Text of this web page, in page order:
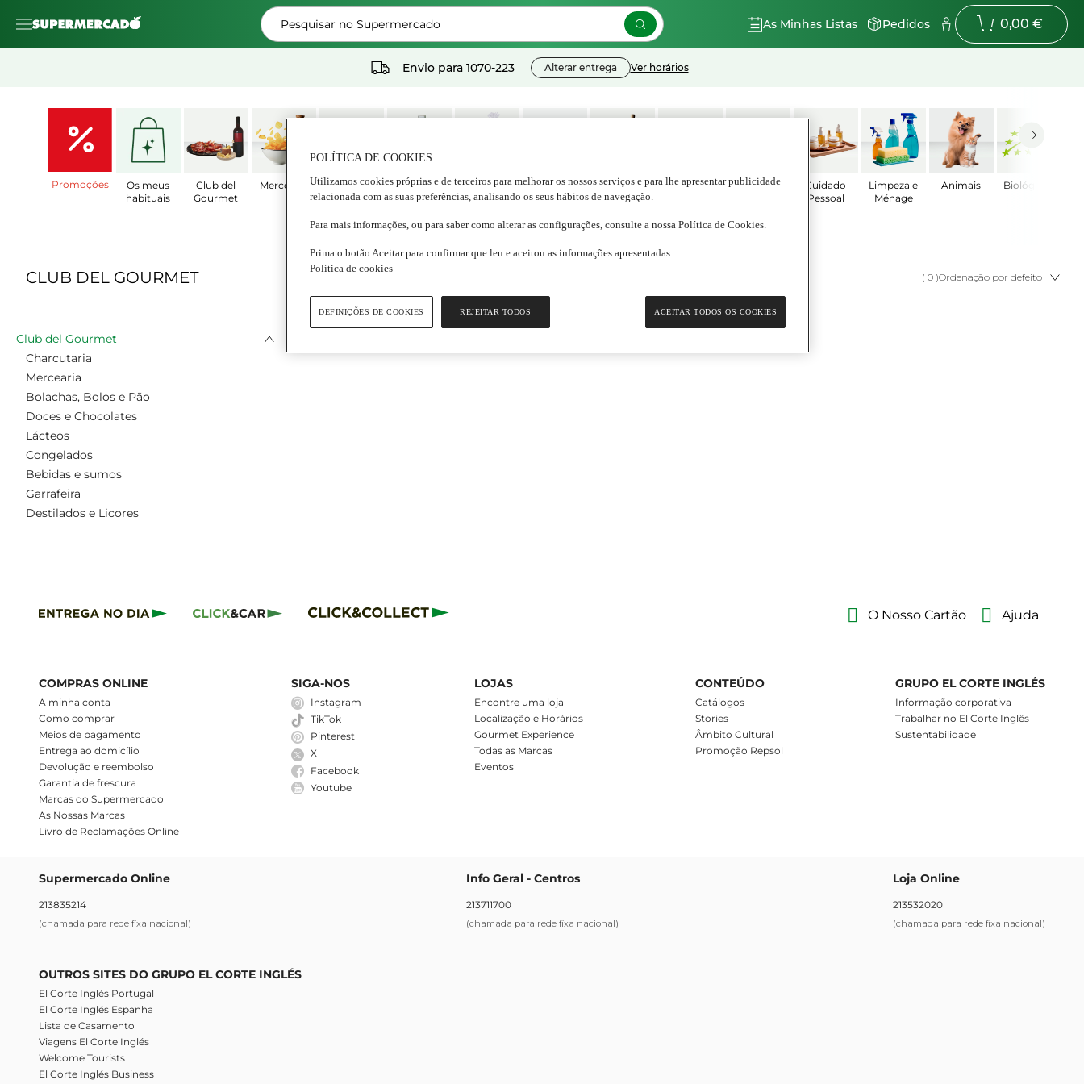
Pesquisar no Supermercado As Minhas Listas Pedidos 0,00 €
Envio para 1070-223 Alterar entrega Ver horários
Promoções
Os meus
habituais
Club del
Gourmet
Mercearia
Pratos
Preparados
Lacticínios e
ovos
Congelados
Nutrição e
Bem estar
Bebidas Frescos Bebé
Cuidado
Pessoal
Limpeza e
Ménage
Animais Biológicos
CLUB DEL GOURMET ( 0 )Ordenação por defeito
Club del Gourmet
Charcutaria
Mercearia
Bolachas, Bolos e Pão
Doces e Chocolates
Lácteos
Congelados
Bebidas e sumos
Garrafeira
Destilados e Licores
O Nosso Cartão Ajuda
COMPRAS ONLINE
A minha conta
Como comprar
Meios de pagamento
Entrega ao domicílio
Devolução e reembolso
Garantia de frescura
Marcas do Supermercado
As Nossas Marcas
Livro de Reclamações Online
SIGA-NOS
Instagram
TikTok
Pinterest
X
Facebook
Youtube
LOJAS
Encontre uma loja
Localização e Horários
Gourmet Experience
Todas as Marcas
Eventos
CONTEÚDO
Catálogos
Stories
Âmbito Cultural
Promoção Repsol
GRUPO EL CORTE INGLÉS
Informação corporativa
Trabalhar no El Corte Inglês
Sustentabilidade
Supermercado Online
213835214
(chamada para rede fixa nacional)
Info Geral - Centros
213711700
(chamada para rede fixa nacional)
Loja Online
213532020
(chamada para rede fixa nacional)
OUTROS SITES DO GRUPO EL CORTE INGLÉS
El Corte Inglés Portugal
El Corte Inglés Espanha
Lista de Casamento
Viagens El Corte Inglés
Welcome Tourists
El Corte Inglés Business
POLÍTICA DE COOKIES
Utilizamos cookies próprias e de terceiros para melhorar os nossos serviços e para lhe apresentar publicidade
relacionada com as suas preferências, analisando os seus hábitos de navegação.
Para mais informações, ou para saber como alterar as configurações, consulte a nossa Política de Cookies.
Prima o botão Aceitar para confirmar que leu e aceitou as informações apresentadas.
Política de cookies
REJEITAR TODOS ACEITAR TODOS OS COOKIES
DEFINIÇÕES DE COOKIES